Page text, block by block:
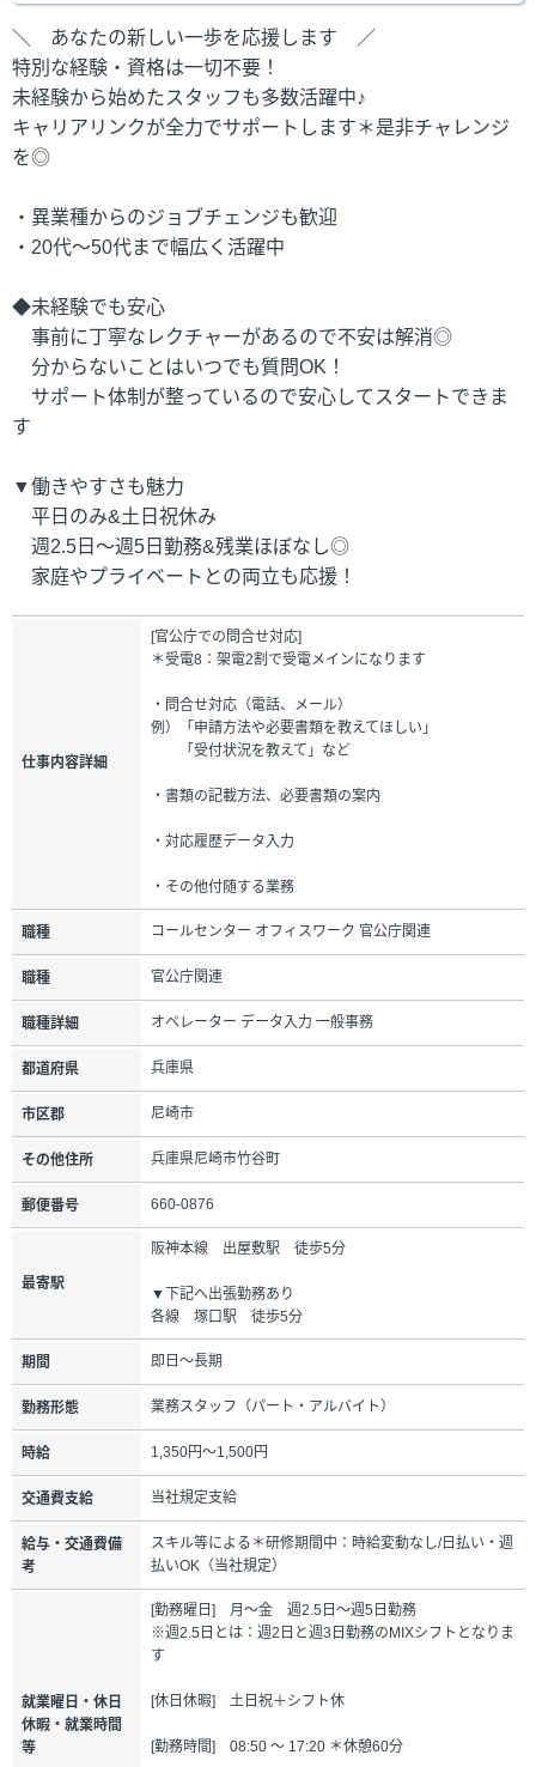
＼ あなたの新しい一歩を応援します ／
特別な経験・資格は一切不要！
未経験から始めたスタッフも多数活躍中♪
キャリアリンクが全力でサポートします＊是非チャレンジ
を◎
・異業種からのジョブチェンジも歓迎
・20代～50代まで幅広く活躍中
◆未経験でも安心
事前に丁寧なレクチャーがあるので不安は解消◎
分からないことはいつでも質問OK！
サポート体制が整っているので安心してスタートできま
す
▼働きやすさも魅力
平日のみ&土日祝休み
週2.5日～週5日勤務&残業ほぼなし◎
家庭やプライベートとの両立も応援！
仕事内容詳細
[官公庁での問合せ対応]
＊受電8：架電2割で受電メインになります
・問合せ対応（電話、メール）
例）「申請方法や必要書類を教えてほしい」
「受付状況を教えて」など
・書類の記載方法、必要書類の案内
・対応履歴データ入力
・その他付随する業務
職種 コールセンター オフィスワーク 官公庁関連
職種 官公庁関連
職種詳細 オペレーター データ入力 一般事務
都道府県 兵庫県
市区郡 尼崎市
その他住所 兵庫県尼崎市竹谷町
郵便番号 660-0876
最寄駅
阪神本線 出屋敷駅 徒歩5分
▼下記へ出張勤務あり
各線 塚口駅 徒歩5分
期間 即日～長期
勤務形態 業務スタッフ（パート・アルバイト）
時給 1,350円～1,500円
交通費支給 当社規定支給
給与・交通費備
考
スキル等による＊研修期間中：時給変動なし/日払い・週
払いOK（当社規定）
就業曜日・休日
休暇・就業時間
等
[勤務曜日] 月～金 週2.5日～週5日勤務
※週2.5日とは：週2日と週3日勤務のMIXシフトとなりま
す
[休日休暇] 土日祝＋シフト休
[勤務時間] 08:50 ～ 17:20 ＊休憩60分